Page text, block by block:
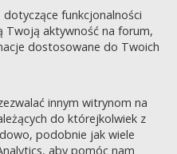
dotyczące funkcjonalności
Twoją aktywność na forum,
dostosowane do Twoich
innym witrynom na
do którejkolwiek z
podobnie jak wiele
aby pomóc nam